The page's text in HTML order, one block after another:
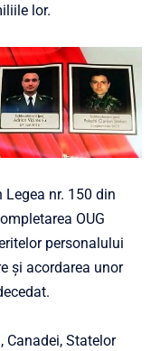
lor.
nr. 150 din
OUG
personalului
și acordarea unor
Canadei, Statelor